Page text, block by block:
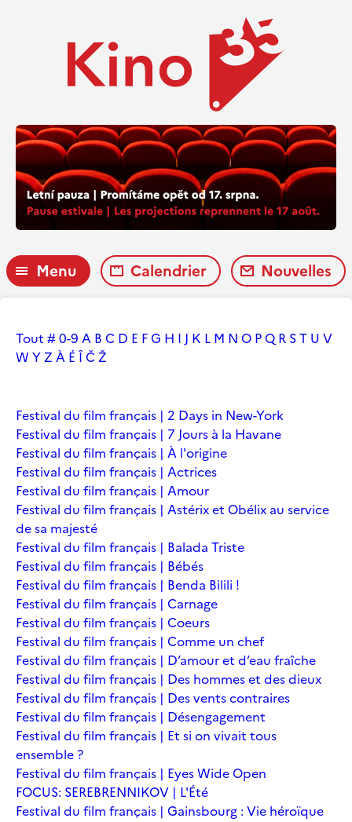
Menu Calendrier Nouvelles
Tout # 0-9 A B C D E FG H I J K L M N O PQ R ST U V
W YZ À É ÎČŽ
Festival du film français | 2 Days in New-York
Festival du film français | 7 Jours à la Havane
Festival du film français | À l'origine
Festival du film français | Actrices
Festival du film français | Amour
Festival du film français | Astérix et Obélix au service
de sa majesté
Festival du film français | Balada Triste
Festival du film français | Bébés
Festival du film français | Benda Bilili !
Festival du film français | Carnage
Festival du film français | Coeurs
Festival du film français | Comme un chef
Festival du film français | D’amour et d’eau fraîche
Festival du film français | Des hommes et des dieux
Festival du film français | Des vents contraires
Festival du film français | Désengagement
Festival du film français | Et si on vivait tous
ensemble ?
Festival du film français | Eyes Wide Open
FOCUS: SEREBRENNIKOV | L'Été
Festival du film français | Gainsbourg : Vie héroïque